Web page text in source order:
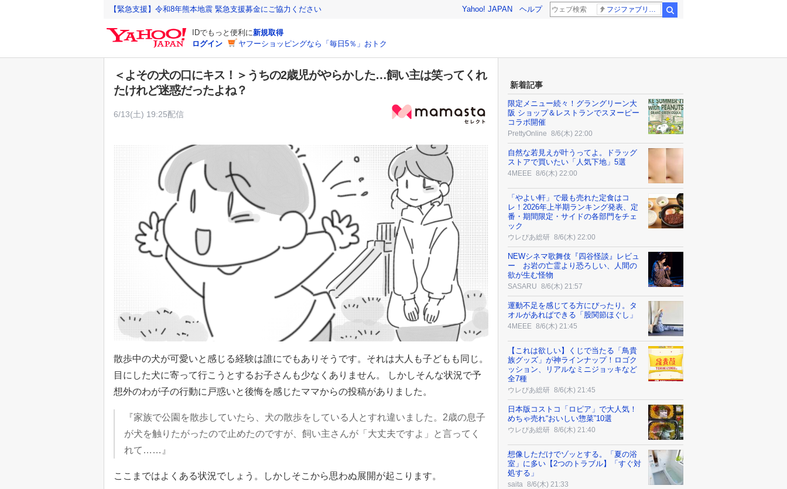
【緊急支援】令和8年熊本地震 緊急支援募金にご協力ください Yahoo! JAPAN ヘルプ フジファブリック
IDでもっと便利に新規取得
ログイン
ヤフーショッピングなら「毎日5％」おトク
＜よその犬の口にキス！＞うちの2歳児がやらかした…飼い主は笑ってくれ
たけれど迷惑だったよね？
6/13(土) 19:25配信
散歩中の犬が可愛いと感じる経験は誰にでもありそうです。それは大人も子どもも同じ。
目にした犬に寄って行こうとするお子さんも少なくありません。 しかしそんな状況で予
想外のわが子の行動に戸惑いと後悔を感じたママからの投稿がありました。
『家族で公園を散歩していたら、犬の散歩をしている人とすれ違いました。2歳の息子
が犬を触りたがったので止めたのですが、飼い主さんが「大丈夫ですよ」と言ってく
れて……』
ここまではよくある状況でしょう。しかしそこから思わぬ展開が起こります。
新着記事
限定メニュー続々！グラングリーン大
阪 ショップ＆レストランでスヌーピー
コラボ開催
PrettyOnline 8/6(木) 22:00
自然な若見えが叶うってよ。ドラッグ
ストアで買いたい「人気下地」5選
4MEEE 8/6(木) 22:00
「やよい軒」で最も売れた定食はコ
レ！2026年上半期ランキング発表、定
番・期間限定・サイドの各部門をチェ
ック
ウレぴあ総研 8/6(木) 22:00
NEWシネマ歌舞伎『四谷怪談』レビュ
ー お岩の亡霊より恐ろしい、人間の
欲が生む怪物
SASARU 8/6(木) 21:57
運動不足を感じてる方にぴったり。タ
オルがあればできる「股関節ほぐし」
4MEEE 8/6(木) 21:45
【これは欲しい】くじで当たる「鳥貴
族グッズ」が神ラインナップ！ロゴク
ッション、リアルなミニジョッキなど
全7種
ウレぴあ総研 8/6(木) 21:45
日本版コストコ「ロピア」で大人気！
めちゃ売れ“おいしい惣菜”10選
ウレぴあ総研 8/6(木) 21:40
想像しただけでゾッとする。「夏の浴
室」に多い【2つのトラブル】「すぐ対
処する」
saita 8/6(木) 21:33